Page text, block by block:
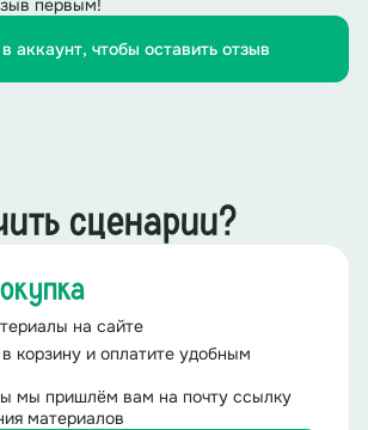
первым!
аккаунт, чтобы оставить отзыв
сценарии?
на сайте
корзину и оплатите удобным
мы пришлём вам на почту ссылку
материалов